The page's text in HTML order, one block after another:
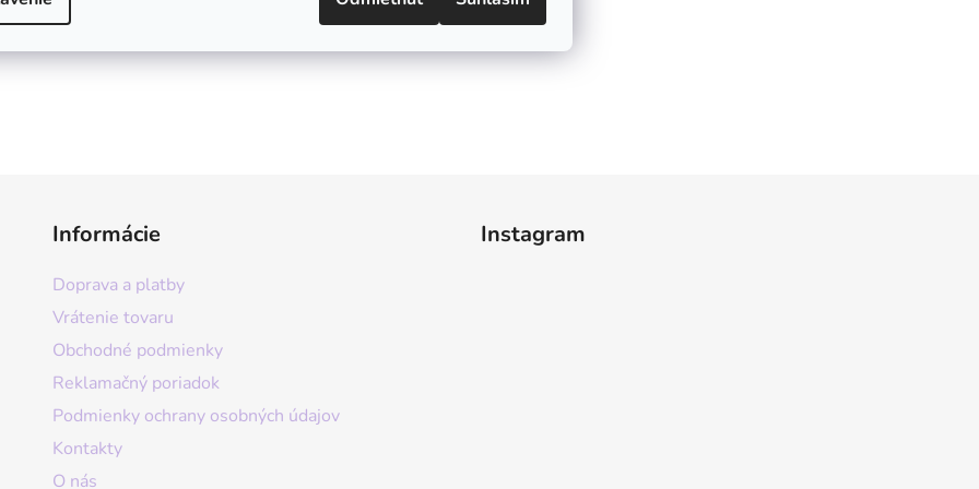
Informácie
Doprava a platby
Vrátenie tovaru
Obchodné podmienky
Reklamačný poriadok
Podmienky ochrany osobných údajov
Kontakty
O nás
Instagram